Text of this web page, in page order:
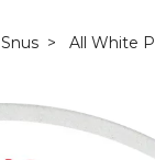
Snus All White